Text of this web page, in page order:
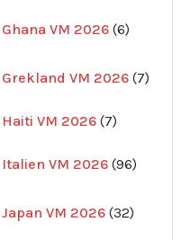
Ghana VM 2026 6
Grekland VM 2026 7
Haiti VM 2026 77
Italien VM 2026 96
Japan VM 2026 32